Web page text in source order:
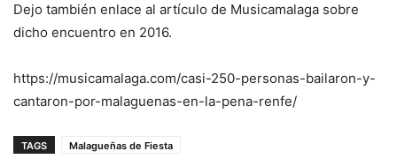
Dejo también enlace al artículo de Musicamalaga sobre
dicho encuentro en 2016.
https://musicamalaga.com/casi-250-personas-bailaron-y-
cantaron-por-malaguenas-en-la-pena-renfe/
TAGS Malagueñas de Fiesta